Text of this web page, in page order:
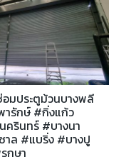
อมประตูม้วนบางพลี
ารักษ์ #กิ่งแก้ว
ครินทร์ #บางนา
าล #แบริ่ง #บางปู
กษา